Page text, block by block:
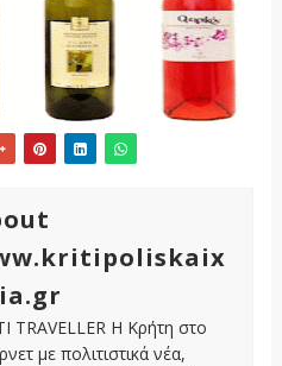
TRAVELLER Η Κρήτη στο
με πολιτιστικά νέα,